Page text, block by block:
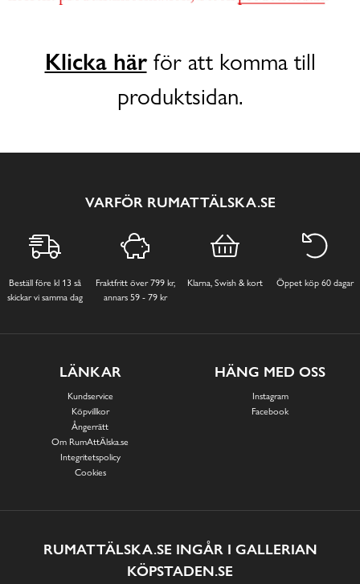
Klicka härför att komma till
produktsidan.
VARFÖR RUMATTÄLSKA.SE
Beställ före kl 13 så
skickar vi samma dag
Fraktfritt över 799 kr,
annars 59 - 79 kr
Klarna, Swish & kort Öppet köp 60 dagar
LÄNKAR
Kundservice
Köpvillkor
Ångerrätt
Om RumAttÄlska.se
Integritetspolicy
Cookies
HÄNG MED OSS
Instagram
Facebook
RUMATTÄLSKA.SE INGÅR I GALLERIAN
KÖPSTADEN.SE